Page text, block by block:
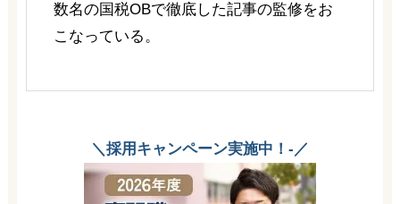
数名の国税OBで徹底した記事の監修をお
こなっている。
＼採用キャンペーン実施中！-／